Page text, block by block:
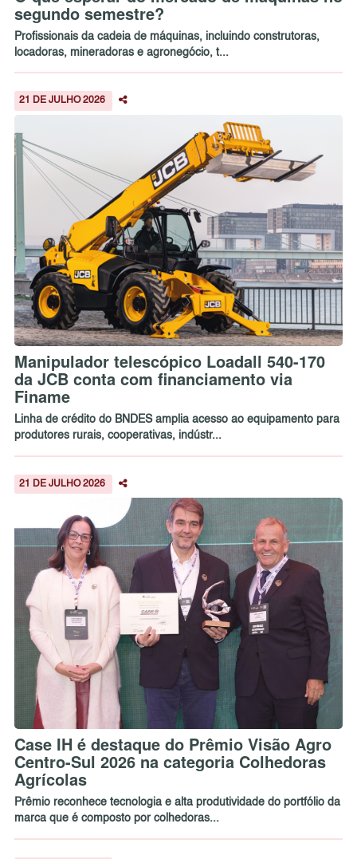
segundo semestre?
Profissionais da cadeia de máquinas, incluindo construtoras,
locadoras, mineradoras e agronegócio, t...
21 DE JULHO 2026
Manipulador telescópico Loadall 540-170
da JCB conta com financiamento via
Finame
Linha de crédito do BNDES amplia acesso ao equipamento para
produtores rurais, cooperativas, indústr...
21 DE JULHO 2026
Case IH é destaque do Prêmio Visão Agro
Centro-Sul 2026 na categoria Colhedoras
Agrícolas
Prêmio reconhece tecnologia e alta produtividade do portfólio da
marca que é composto por colhedoras...